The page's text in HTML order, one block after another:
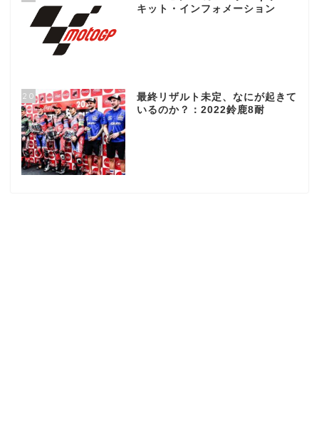
キット・インフォメーション
20
最終リザルト未定、なにが起きて
いるのか？：2022鈴鹿8耐